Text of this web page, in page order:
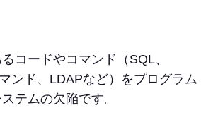
コードやコマンド（SQL、
ンド、LDAPなど）をプログラム
テムの欠陥です。